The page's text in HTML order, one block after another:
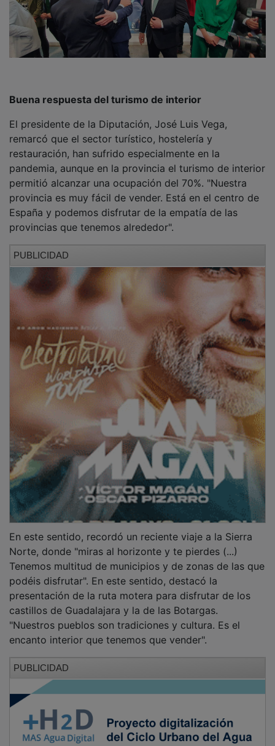
remarcó que el sector turístico, hostelería y
restauración, han sufrido especialmente en la
pandemia, aunque en la provincia el turismo de interior
permitió alcanzar una ocupación del 70%. "Nuestra
provincia es muy fácil de vender. Está en el centro de
España y podemos disfrutar de la empatía de las
provincias que tenemos alrededor".
Norte, donde "miras al horizonte y te pierdes (...)
Tenemos multitud de municipios y de zonas de las que
podéis disfrutar". En este sentido, destacó la
presentación de la ruta motera para disfrutar de los
castillos de Guadalajara y la de las Botargas.
"Nuestros pueblos son tradiciones y cultura. Es el
encanto interior que tenemos que vender".